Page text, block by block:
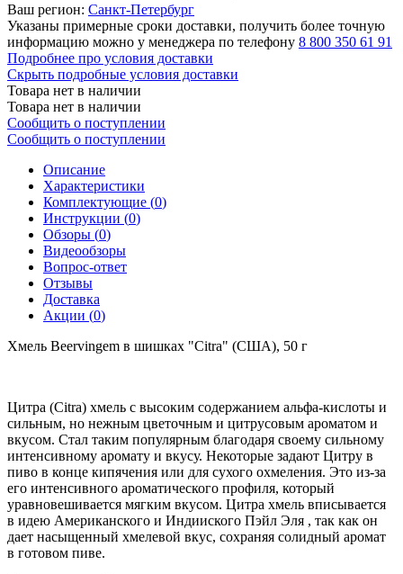
Ваш регион: Санкт-Петербург
Указаны примерные сроки доставки, получить более точную
информацию можно у менеджера по телефону 8 800 350 61 91
Подробнее про условия доставки
Скрыть подробные условия доставки
Товара нет в наличии
Товара нет в наличии
Сообщить о поступлении
Сообщить о поступлении
Описание
Характеристики
Комплектующие (0)
Инструкции (0)
Обзоры (0)
Видеообзоры
Вопрос-ответ
Отзывы
Доставка
Акции (0)
Хмель Beervingem в шишках "Citra" (США), 50 г
Цитра (Citra) хмель с высоким содержанием альфа-кислоты и
сильным, но нежным цветочным и цитрусовым ароматом и
вкусом. Стал таким популярным благодаря своему сильному
интенсивному аромату и вкусу. Некоторые задают Цитру в
пиво в конце кипячения или для сухого охмеления. Это из-за
его интенсивного ароматического профиля, который
уравновешивается мягким вкусом. Цитра хмель вписывается
в идею Американского и Индииского Пэйл Эля , так как он
дает насыщенный хмелевой вкус, сохраняя солидный аромат
в готовом пиве.